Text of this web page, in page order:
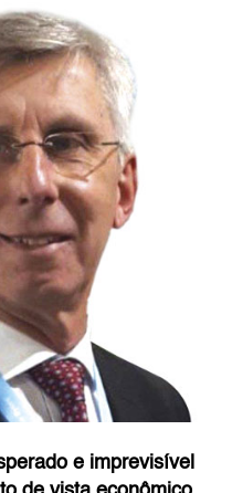
e imprevisível